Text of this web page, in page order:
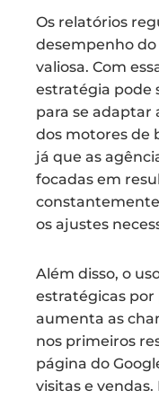
Os relatórios
desempenho
valiosa. Com
estratégia pode
para se adaptar
dos motores de
já que as
focadas em
os ajustes
Além disso, o
estratégicas por
aumenta as
nos primeiros
página do
visitas e